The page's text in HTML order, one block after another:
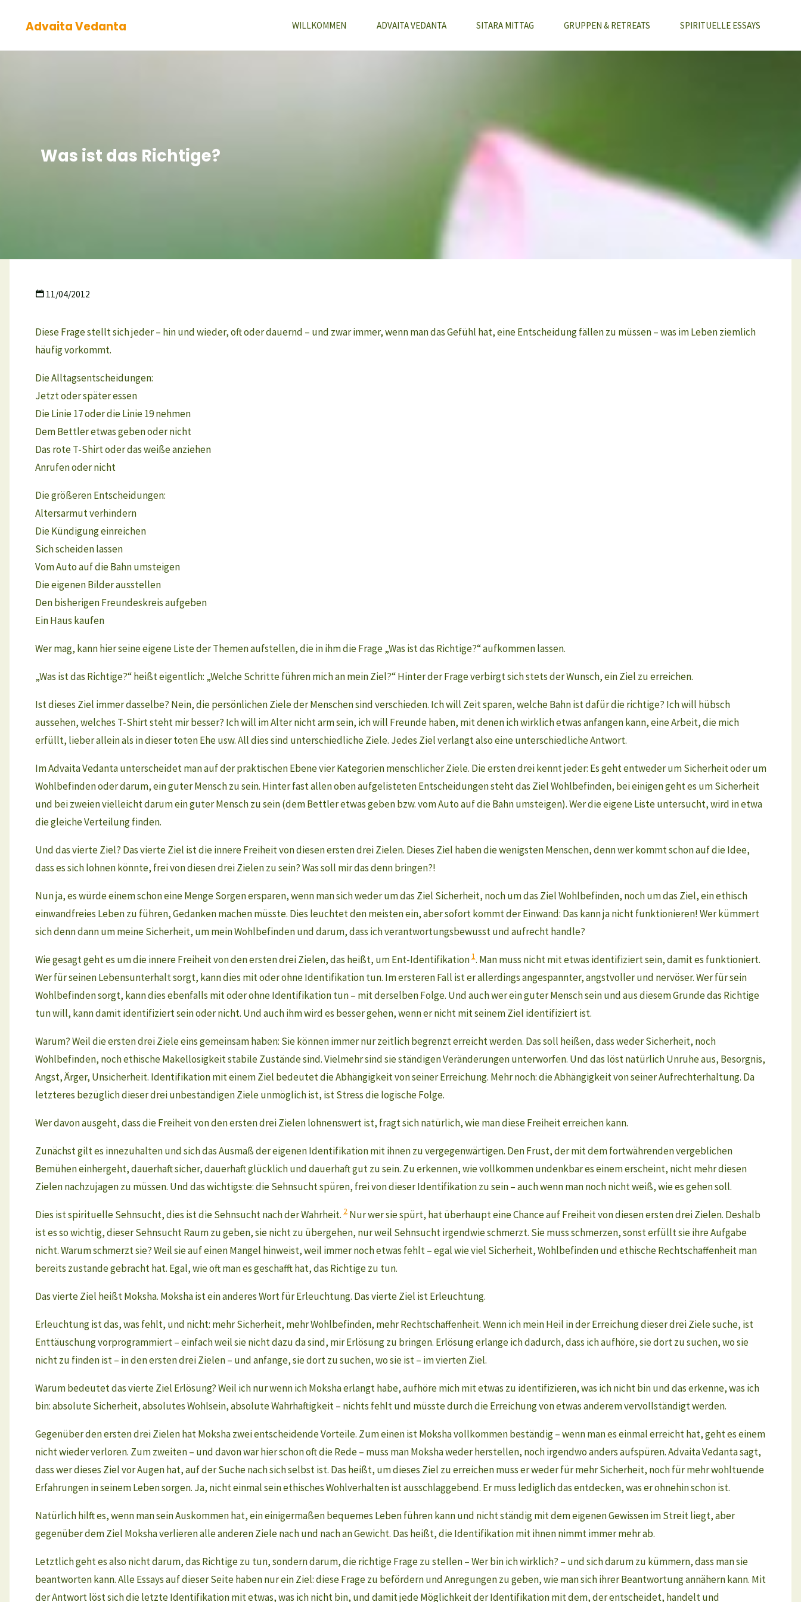
Advaita Vedanta WILLKOMMEN ADVAITA VEDANTA SITARA MITTAG GRUPPEN & RETREATS SPIRITUELLE ESSAYS
Was ist das Richtige?
11/04/2012
Diese Frage stellt sich jeder – hin und wieder, oft oder dauernd – und zwar immer, wenn man das Gefühl hat, eine Entscheidung fällen zu müssen – was im Leben ziemlich
häufig vorkommt.
Die Alltagsentscheidungen:
Jetzt oder später essen
Die Linie 17 oder die Linie 19 nehmen
Dem Bettler etwas geben oder nicht
Das rote T-Shirt oder das weiße anziehen
Anrufen oder nicht
Die größeren Entscheidungen:
Altersarmut verhindern
Die Kündigung einreichen
Sich scheiden lassen
Vom Auto auf die Bahn umsteigen
Die eigenen Bilder ausstellen
Den bisherigen Freundeskreis aufgeben
Ein Haus kaufen
Wer mag, kann hier seine eigene Liste der Themen aufstellen, die in ihm die Frage „Was ist das Richtige?“ aufkommen lassen.
„Was ist das Richtige?“ heißt eigentlich: „Welche Schritte führen mich an mein Ziel?“ Hinter der Frage verbirgt sich stets der Wunsch, ein Ziel zu erreichen.
Ist dieses Ziel immer dasselbe? Nein, die persönlichen Ziele der Menschen sind verschieden. Ich will Zeit sparen, welche Bahn ist dafür die richtige? Ich will hübsch
aussehen, welches T-Shirt steht mir besser? Ich will im Alter nicht arm sein, ich will Freunde haben, mit denen ich wirklich etwas anfangen kann, eine Arbeit, die mich
erfüllt, lieber allein als in dieser toten Ehe usw. All dies sind unterschiedliche Ziele. Jedes Ziel verlangt also eine unterschiedliche Antwort.
Im Advaita Vedanta unterscheidet man auf der praktischen Ebene vier Kategorien menschlicher Ziele. Die ersten drei kennt jeder: Es geht entweder um Sicherheit oder um
Wohlbefinden oder darum, ein guter Mensch zu sein. Hinter fast allen oben aufgelisteten Entscheidungen steht das Ziel Wohlbefinden, bei einigen geht es um Sicherheit
und bei zweien vielleicht darum ein guter Mensch zu sein (dem Bettler etwas geben bzw. vom Auto auf die Bahn umsteigen). Wer die eigene Liste untersucht, wird in etwa
die gleiche Verteilung finden.
Und das vierte Ziel? Das vierte Ziel ist die innere Freiheit von diesen ersten drei Zielen. Dieses Ziel haben die wenigsten Menschen, denn wer kommt schon auf die Idee,
dass es sich lohnen könnte, frei von diesen drei Zielen zu sein? Was soll mir das denn bringen?!
Nun ja, es würde einem schon eine Menge Sorgen ersparen, wenn man sich weder um das Ziel Sicherheit, noch um das Ziel Wohlbefinden, noch um das Ziel, ein ethisch
einwandfreies Leben zu führen, Gedanken machen müsste. Dies leuchtet den meisten ein, aber sofort kommt der Einwand: Das kann ja nicht funktionieren! Wer kümmert
sich denn dann um meine Sicherheit, um mein Wohlbefinden und darum, dass ich verantwortungsbewusst und aufrecht handle?
Wie gesagt geht es um die innere Freiheit von den ersten drei Zielen, das heißt, um Ent-Identifikation1. Man muss nicht mit etwas identifiziert sein, damit es funktioniert.
Wer für seinen Lebensunterhalt sorgt, kann dies mit oder ohne Identifikation tun. Im ersteren Fall ist er allerdings angespannter, angstvoller und nervöser. Wer für sein
Wohlbefinden sorgt, kann dies ebenfalls mit oder ohne Identifikation tun – mit derselben Folge. Und auch wer ein guter Mensch sein und aus diesem Grunde das Richtige
tun will, kann damit identifiziert sein oder nicht. Und auch ihm wird es besser gehen, wenn er nicht mit seinem Ziel identifiziert ist.
Warum? Weil die ersten drei Ziele eins gemeinsam haben: Sie können immer nur zeitlich begrenzt erreicht werden. Das soll heißen, dass weder Sicherheit, noch
Wohlbefinden, noch ethische Makellosigkeit stabile Zustände sind. Vielmehr sind sie ständigen Veränderungen unterworfen. Und das löst natürlich Unruhe aus, Besorgnis,
Angst, Ärger, Unsicherheit. Identifikation mit einem Ziel bedeutet die Abhängigkeit von seiner Erreichung. Mehr noch: die Abhängigkeit von seiner Aufrechterhaltung. Da
letzteres bezüglich dieser drei unbeständigen Ziele unmöglich ist, ist Stress die logische Folge.
Wer davon ausgeht, dass die Freiheit von den ersten drei Zielen lohnenswert ist, fragt sich natürlich, wie man diese Freiheit erreichen kann.
Zunächst gilt es innezuhalten und sich das Ausmaß der eigenen Identifikation mit ihnen zu vergegenwärtigen. Den Frust, der mit dem fortwährenden vergeblichen
Bemühen einhergeht, dauerhaft sicher, dauerhaft glücklich und dauerhaft gut zu sein. Zu erkennen, wie vollkommen undenkbar es einem erscheint, nicht mehr diesen
Zielen nachzujagen zu müssen. Und das wichtigste: die Sehnsucht spüren, frei von dieser Identifikation zu sein – auch wenn man noch nicht weiß, wie es gehen soll.
Dies ist spirituelle Sehnsucht, dies ist die Sehnsucht nach der Wahrheit.2Nur wer sie spürt, hat überhaupt eine Chance auf Freiheit von diesen ersten drei Zielen. Deshalb
ist es so wichtig, dieser Sehnsucht Raum zu geben, sie nicht zu übergehen, nur weil Sehnsucht irgendwie schmerzt. Sie muss schmerzen, sonst erfüllt sie ihre Aufgabe
nicht. Warum schmerzt sie? Weil sie auf einen Mangel hinweist, weil immer noch etwas fehlt – egal wie viel Sicherheit, Wohlbefinden und ethische Rechtschaffenheit man
bereits zustande gebracht hat. Egal, wie oft man es geschafft hat, das Richtige zu tun.
Das vierte Ziel heißt Moksha. Moksha ist ein anderes Wort für Erleuchtung. Das vierte Ziel ist Erleuchtung.
Erleuchtung ist das, was fehlt, und nicht: mehr Sicherheit, mehr Wohlbefinden, mehr Rechtschaffenheit. Wenn ich mein Heil in der Erreichung dieser drei Ziele suche, ist
Enttäuschung vorprogrammiert – einfach weil sie nicht dazu da sind, mir Erlösung zu bringen. Erlösung erlange ich dadurch, dass ich aufhöre, sie dort zu suchen, wo sie
nicht zu finden ist – in den ersten drei Zielen – und anfange, sie dort zu suchen, wo sie ist – im vierten Ziel.
Warum bedeutet das vierte Ziel Erlösung? Weil ich nur wenn ich Moksha erlangt habe, aufhöre mich mit etwas zu identifizieren, was ich nicht bin und das erkenne, was ich
bin: absolute Sicherheit, absolutes Wohlsein, absolute Wahrhaftigkeit – nichts fehlt und müsste durch die Erreichung von etwas anderem vervollständigt werden.
Gegenüber den ersten drei Zielen hat Moksha zwei entscheidende Vorteile. Zum einen ist Moksha vollkommen beständig – wenn man es einmal erreicht hat, geht es einem
nicht wieder verloren. Zum zweiten – und davon war hier schon oft die Rede – muss man Moksha weder herstellen, noch irgendwo anders aufspüren. Advaita Vedanta sagt,
dass wer dieses Ziel vor Augen hat, auf der Suche nach sich selbst ist. Das heißt, um dieses Ziel zu erreichen muss er weder für mehr Sicherheit, noch für mehr wohltuende
Erfahrungen in seinem Leben sorgen. Ja, nicht einmal sein ethisches Wohlverhalten ist ausschlaggebend. Er muss lediglich das entdecken, was er ohnehin schon ist.
Natürlich hilft es, wenn man sein Auskommen hat, ein einigermaßen bequemes Leben führen kann und nicht ständig mit dem eigenen Gewissen im Streit liegt, aber
gegenüber dem Ziel Moksha verlieren alle anderen Ziele nach und nach an Gewicht. Das heißt, die Identifikation mit ihnen nimmt immer mehr ab.
Letztlich geht es also nicht darum, das Richtige zu tun, sondern darum, die richtige Frage zu stellen – Wer bin ich wirklich? – und sich darum zu kümmern, dass man sie
beantworten kann. Alle Essays auf dieser Seite haben nur ein Ziel: diese Frage zu befördern und Anregungen zu geben, wie man sich ihrer Beantwortung annähern kann. Mit
der Antwort löst sich die letzte Identifikation mit etwas, was ich nicht bin, und damit jede Möglichkeit der Identifikation mit dem, der entscheidet, handelt und